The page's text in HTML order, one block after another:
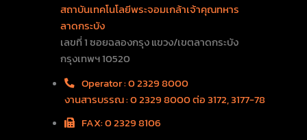
สถาบันเทคโนโลยีพระจอมเกล้าเจ้าคุณทหาร
ลาดกระบัง
เลขที่ 1 ซอยฉลองกรุง แขวง/เขตลาดกระบัง
กรุงเทพฯ 10520
Operator : 0 2329 8000
งานสารบรรณ : 0 2329 8000 ต่อ 3172, 3177-78
FAX: 0 2329 8106